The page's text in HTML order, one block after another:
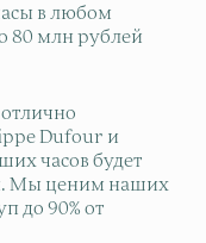
в любом
80 млн рублей
Dufour и
часов будет
Мы ценим наших
до 90% от